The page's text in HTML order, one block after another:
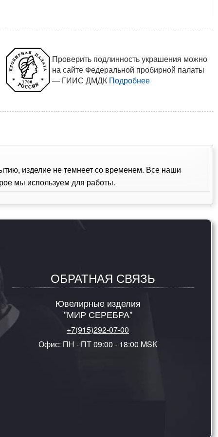
Проверить подлинность украшения можно
на сайте Федеральной пробирной палаты
— ГИИС ДМДК Подробнее
изделие не темнеет со временем. Все наши
мы используем для работы.
ОБРАТНАЯ СВЯЗЬ
Ювелирные изделия
"МИР СЕРЕБРА"
+7(915)292-07-00
Офис: ПН - ПТ 09:00 - 18:00 MSK